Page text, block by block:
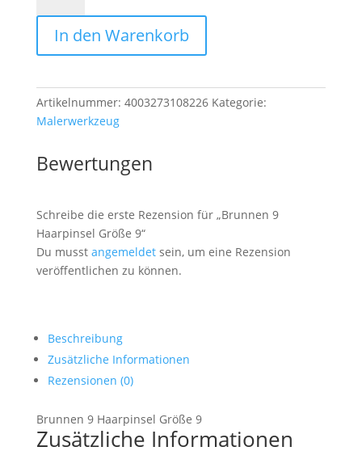
Haarpinsel
Größe
9
In den Warenkorb
Artikelnummer: 4003273108226 Kategorie:
Malerwerkzeug
Bewertungen
Schreibe die erste Rezension für „Brunnen 9
Haarpinsel Größe 9“
Du musst angemeldetsein, um eine Rezension
veröffentlichen zu können.
Beschreibung
Zusätzliche Informationen
Rezensionen (0)
Brunnen 9 Haarpinsel Größe 9
Zusätzliche Informationen